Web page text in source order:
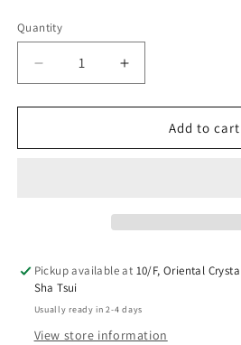
Quantity
Decrease
quantity
for
Lamp
Increase
quantity
for
lorem2
Lamp
Add to cart
Pickup available at 10/F, Oriental
Sha Tsui
Usually ready in 2-4 days
View store information